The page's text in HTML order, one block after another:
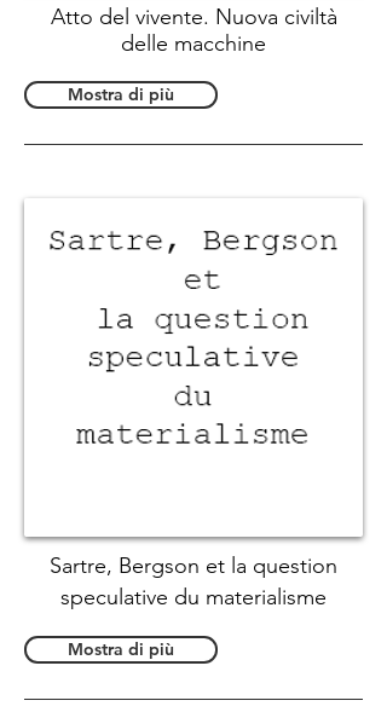
Atto del vivente. Nuova civiltà
delle macchine
Mostra di più
Sartre, Bergson et la question
speculative du materialisme
Mostra di più